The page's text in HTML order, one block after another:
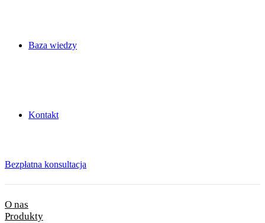
Baza wiedzy
Kontakt
Bezpłatna konsultacja
O nas
Produkty